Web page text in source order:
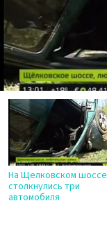
На Щелковском шоссе
столкнулись три
автомобиля